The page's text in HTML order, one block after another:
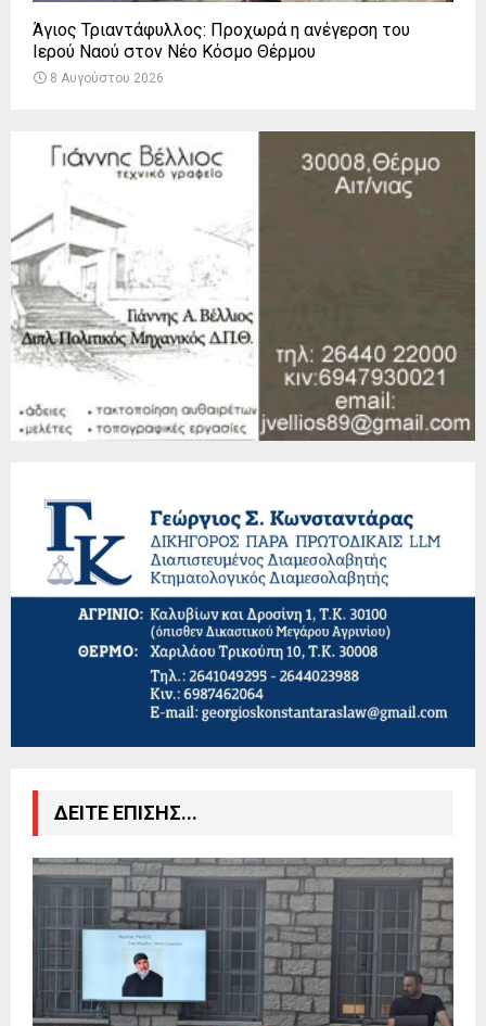
Άγιος Τριαντάφυλλος: Προχωρά η ανέγερση του
Ιερού Ναού στον Νέο Κόσμο Θέρμου
8 Αυγούστου 2026
ΔΕΙΤΕ ΕΠΙΣΗΣ...